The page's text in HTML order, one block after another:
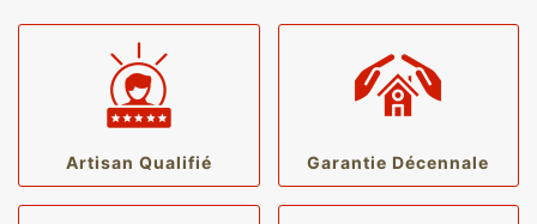
Artisan Qualifié Garantie Décennale